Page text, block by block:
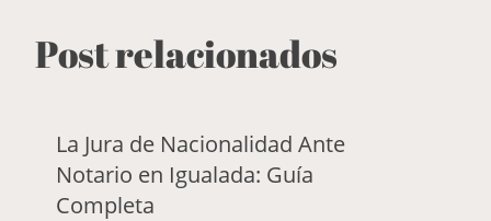
Post relacionados
La Jura de Nacionalidad Ante
Notario en Igualada: Guía
Completa